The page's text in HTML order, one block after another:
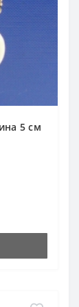
5 см